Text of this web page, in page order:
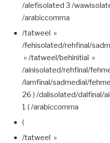
/alefisolated 3 /
/arabiccomma
/tatweel »
/fehisolated/rehfinal/
» /tatweel/behinitial »
/ainisolated/rehfinal/
/lamfinal/sadmedial/
26 ) /dalisolated/dalfinal/
1 ( /arabiccomma
(
/tatweel »